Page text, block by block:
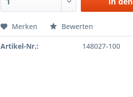
Merken Bewerten
Artikel-Nr.: 148027-100